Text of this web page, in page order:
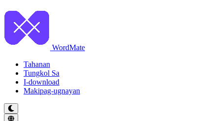
WordMate
Tahanan
Tungkol Sa
I-download
Makipag-ugnayan